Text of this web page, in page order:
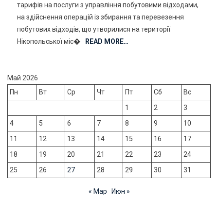
Намір
Здійснити
Коригування
Управління
Побутовими
Відходами,
Здійснення
Операцій
Збирання
тарифів на послуги з управління побутовими відходами,
на здійснення операцій із збирання та перевезення
побутових відходів, що утворилися на території
Нікопольської міс�
READ MORE…
Май 2026
Пн
Вт Ср Чт Пт Сб
Вс
1
2
3
4
5 6 7 8 9
10
11
12 13 14 15 16
17
18
19 20 21 22 23
24
25
26 27 28 29 30 31
« Мар Июн »